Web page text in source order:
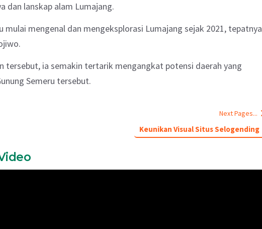
dan lanskap alam Lumajang.
mulai mengenal dan mengeksplorasi Lumajang sejak 2021, tepatnya
tersebut, ia semakin tertarik mengangkat potensi daerah yang
Semeru tersebut.
Next Pages...
Keunikan Visual Situs Selogending